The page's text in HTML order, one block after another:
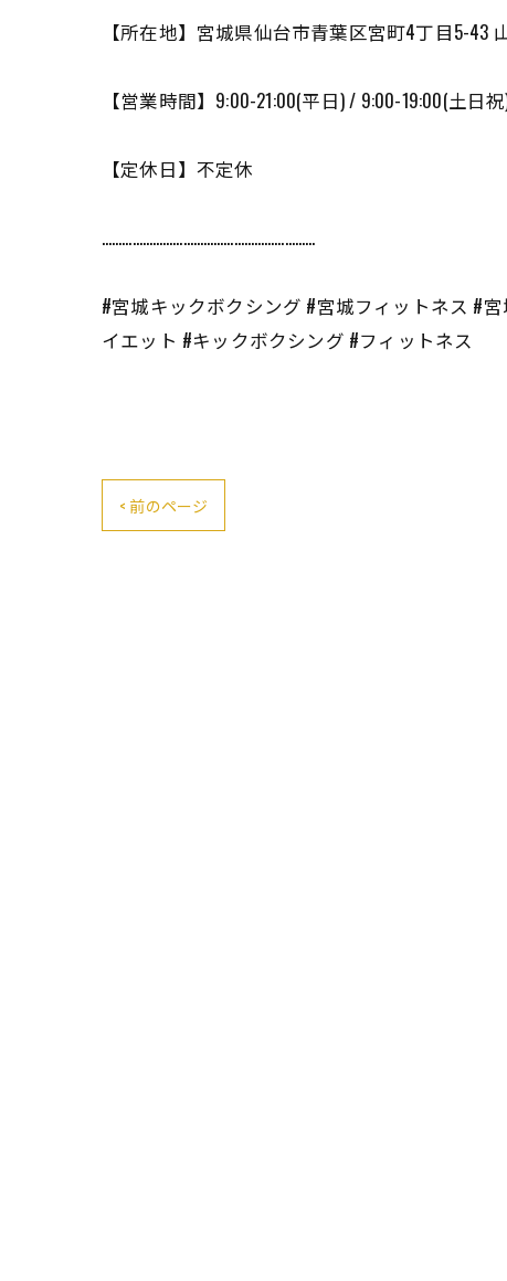
【所在地】宮城県仙台市青葉区宮町4丁目5-43
【営業時間】9:00-21:00(平日) / 9:00-19:00(土日
【定休日】不定休
………………………………………………………
#宮城キックボクシング #宮城フィットネス #
イエット #キックボクシング #フィットネス
< 前のページ